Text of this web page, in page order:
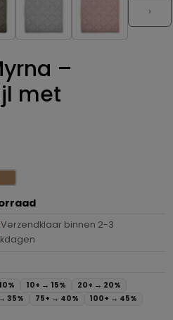
›
–
met
Verzendklaar binnen 2-3
10% 10+ → 15% 20+ → 20%
35% 75+ → 40% 100+ → 45%